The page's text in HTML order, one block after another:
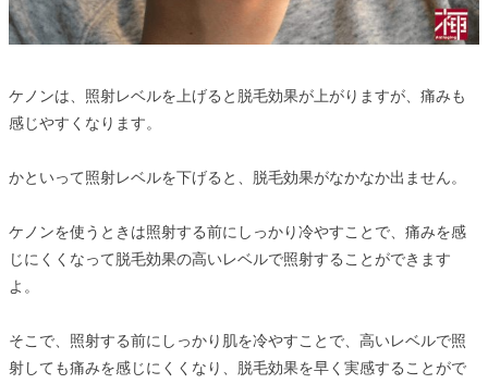
ケノンは、照射レベルを上げると脱毛効果が上がりますが、痛みも
感じやすくなります。
かといって照射レベルを下げると、脱毛効果がなかなか出ません。
ケノンを使うときは照射する前にしっかり冷やすことで、痛みを感
じにくくなって脱毛効果の高いレベルで照射することができます
よ。
そこで、照射する前にしっかり肌を冷やすことで、高いレベルで照
射しても痛みを感じにくくなり、脱毛効果を早く実感することがで